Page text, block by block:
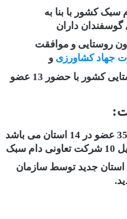
سبک کشور با بنا به
داران
روستایی و موافقت
جهاد کشاورزی و
مجوز سازمان مرکزی تعاون روستایی کشور با حضور 13 عضو
در حال حاضر این اتحادیه دارای 35 عضو در 14 استان می باشد
در استان های کشور و از جمله 5 استان جدید توسط سازمان